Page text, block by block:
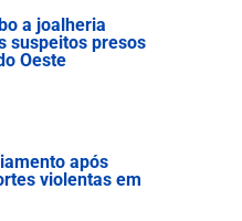
a joalheria
suspeitos presos
Oeste
após
violentas em